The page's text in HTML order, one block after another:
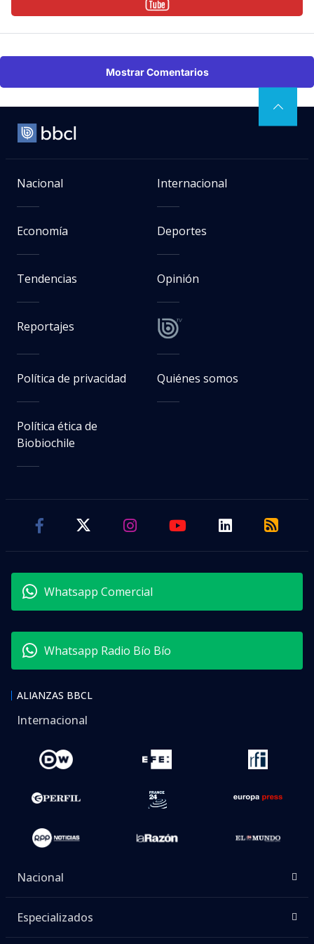
Mostrar Comentarios
Nacional Internacional
Economía Deportes
Tendencias Opinión
Reportajes
Política de privacidad Quiénes somos
Política ética de
Biobiochile
Whatsapp Comercial
Whatsapp Radio Bío Bío
ALIANZAS BBCL
Internacional
Nacional
Especializados